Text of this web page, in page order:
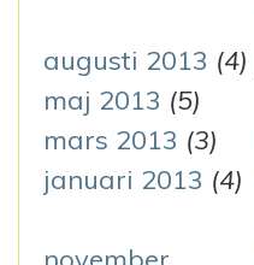
augusti 2013 (4)
maj 2013 (5)
mars 2013 (3)
januari 2013 (4)